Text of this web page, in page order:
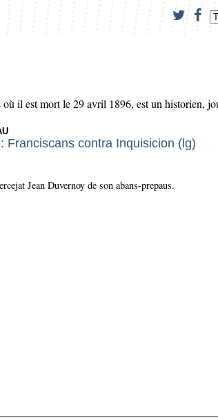
où il est mort le 29 avril 1896, est un historien,
Franciscans contra Inquisicion (lg)
Jean Duvernoy de son abans-prepaus.